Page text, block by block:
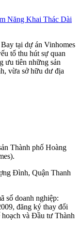
Năng Khai Thác Dài
tại dự án Vinhomes
tố thu hút sự quan
ưu tiên những sản
vừa sở hữu dư địa
Thành phố Hoàng
Đình, Quận Thanh
số doanh nghiệp:
đăng ký thay đổi
và Đầu tư Thành